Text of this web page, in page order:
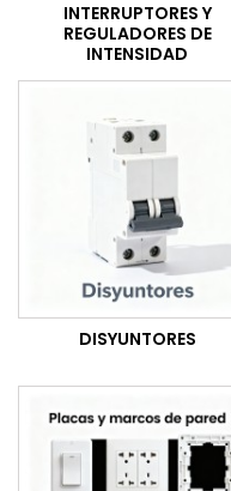
INTERRUPTORES Y
REGULADORES DE
INTENSIDAD
DISYUNTORES